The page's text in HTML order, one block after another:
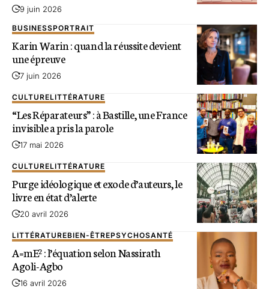
9 juin 2026
BUSINESSPORTRAIT
Karin Warin : quand la réussite devient
une épreuve
7 juin 2026
CULTURELITTÉRATURE
“Les Réparateurs” : à Bastille, une France
invisible a pris la parole
17 mai 2026
CULTURELITTÉRATURE
Purge idéologique et exode d’auteurs, le
livre en état d’alerte
20 avril 2026
LITTÉRATUREBIEN-ÊTREPSYCHOSANTÉ
A=mE² : l’équation selon Nassirath
Agoli-Agbo
16 avril 2026